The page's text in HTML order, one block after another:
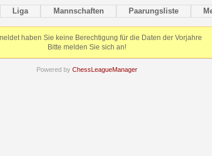
Liga Mannschaften Paarungsliste
haben Sie keine Berechtigung für die Daten der Vorjahre
Bitte melden Sie sich an!
Powered by ChessLeagueManager